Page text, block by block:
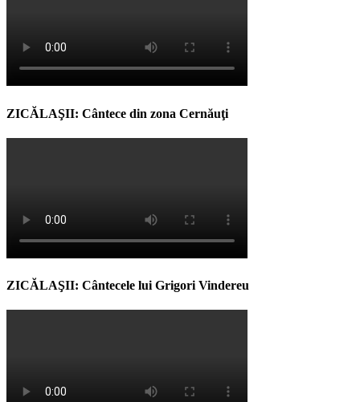
ZICĂLAŞII: Cântece din zona Cernăuţi
ZICĂLAŞII: Cântecele lui Grigori Vindereu